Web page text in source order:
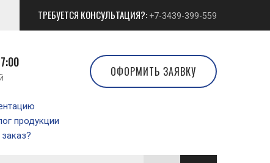
ТРЕБУЕТСЯ КОНСУЛЬТАЦИЯ?: +7-3439-399-559
продукции
ОФОРМИТЬ ЗАЯВКУ